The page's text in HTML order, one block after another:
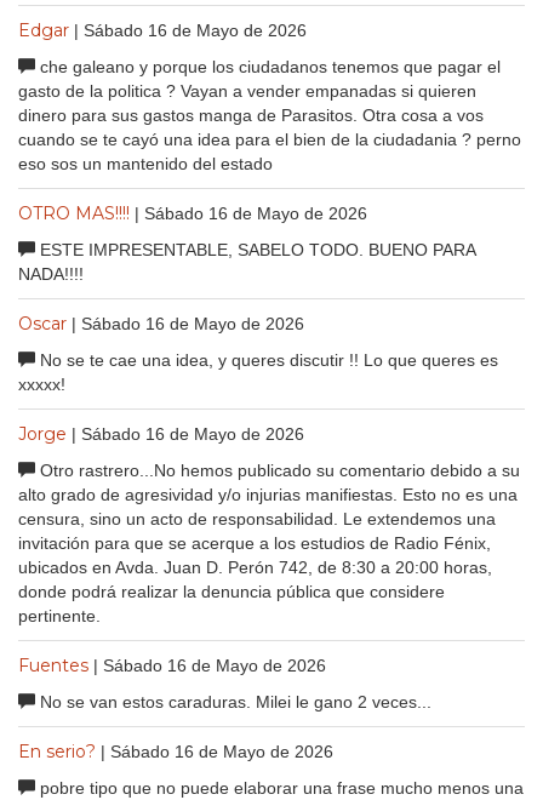
Edgar | Sábado 16 de Mayo de 2026
che galeano y porque los ciudadanos tenemos que pagar el
gasto de la politica ? Vayan a vender empanadas si quieren
dinero para sus gastos manga de Parasitos. Otra cosa a vos
cuando se te cayó una idea para el bien de la ciudadania ? perno
eso sos un mantenido del estado
OTRO MAS!!!! | Sábado 16 de Mayo de 2026
ESTE IMPRESENTABLE, SABELO TODO. BUENO PARA
NADA!!!!
Oscar | Sábado 16 de Mayo de 2026
No se te cae una idea, y queres discutir !! Lo que queres es
xxxxx!
Jorge | Sábado 16 de Mayo de 2026
Otro rastrero...No hemos publicado su comentario debido a su
alto grado de agresividad y/o injurias manifiestas. Esto no es una
censura, sino un acto de responsabilidad. Le extendemos una
invitación para que se acerque a los estudios de Radio Fénix,
ubicados en Avda. Juan D. Perón 742, de 8:30 a 20:00 horas,
donde podrá realizar la denuncia pública que considere
pertinente.
Fuentes | Sábado 16 de Mayo de 2026
No se van estos caraduras. Milei le gano 2 veces...
En serio? | Sábado 16 de Mayo de 2026
pobre tipo que no puede elaborar una frase mucho menos una